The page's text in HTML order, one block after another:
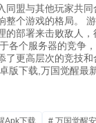
同盟与其他玩家共
整个游戏的格局。
的部署来击败敌人
各个服务器的竞争
了更高层次的竞技
版下载,万国觉醒最
Apk下载 # 万国觉醒